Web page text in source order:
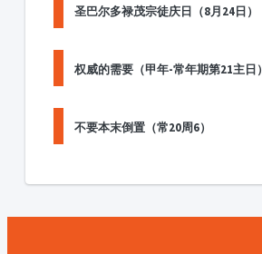
圣巴尔多禄茂宗徒庆日（8月24日）
权威的需要（甲年-常年期第21主日）
不要本末倒置（常20周6）